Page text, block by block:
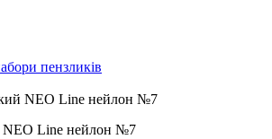
пензликів
NEO Line нейлон №7